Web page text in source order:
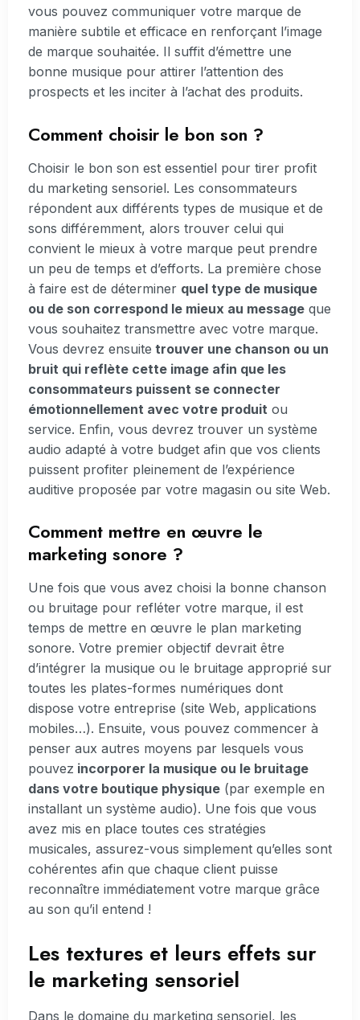
vous pouvez communiquer votre marque de
manière subtile et efficace en renforçant l’image
de marque souhaitée. Il suffit d’émettre une
bonne musique pour attirer l’attention des
prospects et les inciter à l’achat des produits.
Comment choisir le bon son ?
Choisir le bon son est essentiel pour tirer profit
du marketing sensoriel. Les consommateurs
répondent aux différents types de musique et de
sons différemment, alors trouver celui qui
convient le mieux à votre marque peut prendre
un peu de temps et d’efforts. La première chose
à faire est de déterminer quel type de musique
ou de son correspond le mieux au message que
vous souhaitez transmettre avec votre marque.
Vous devrez ensuite trouver une chanson ou un
bruit qui reflète cette image afin que les
consommateurs puissent se connecter
émotionnellement avec votre produit ou
service. Enfin, vous devrez trouver un système
audio adapté à votre budget afin que vos clients
puissent profiter pleinement de l’expérience
auditive proposée par votre magasin ou site Web.
Comment mettre en œuvre le
marketing sonore ?
Une fois que vous avez choisi la bonne chanson
ou bruitage pour refléter votre marque, il est
temps de mettre en œuvre le plan marketing
sonore. Votre premier objectif devrait être
d’intégrer la musique ou le bruitage approprié sur
toutes les plates-formes numériques dont
dispose votre entreprise (site Web, applications
mobiles…). Ensuite, vous pouvez commencer à
penser aux autres moyens par lesquels vous
pouvez incorporer la musique ou le bruitage
dans votre boutique physique (par exemple en
installant un système audio). Une fois que vous
avez mis en place toutes ces stratégies
musicales, assurez-vous simplement qu’elles sont
cohérentes afin que chaque client puisse
reconnaître immédiatement votre marque grâce
au son qu’il entend !
Les textures et leurs effets sur
le marketing sensoriel
Dans le domaine du marketing sensoriel, les